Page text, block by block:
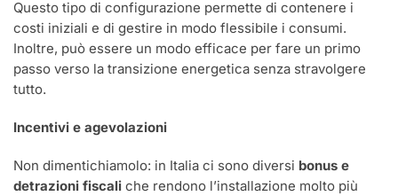
Questo tipo di configurazione permette di contenere i
costi iniziali e di gestire in modo flessibile i consumi.
Inoltre, può essere un modo efficace per fare un primo
passo verso la transizione energetica senza stravolgere
tutto.
Incentivi e agevolazioni
Non dimentichiamolo: in Italia ci sono diversi bonus e
detrazioni fiscali che rendono l’installazione molto più